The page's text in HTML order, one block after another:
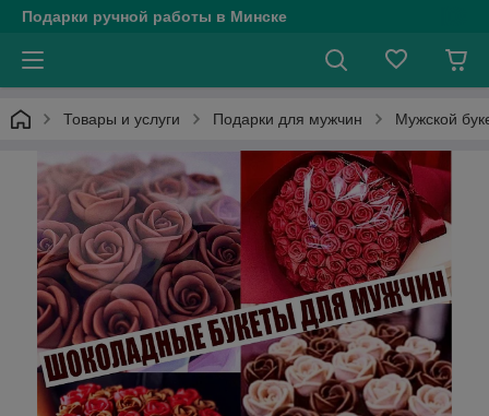
Подарки ручной работы в Минске
Товары и услуги Подарки для мужчин Мужской